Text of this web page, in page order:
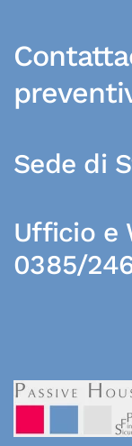
Sede di
Ufficio e
0385/